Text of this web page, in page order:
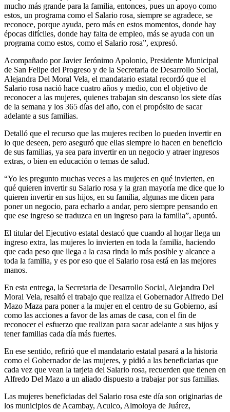
mucho más grande para la familia, entonces, pues un apoyo como
estos, un programa como el Salario rosa, siempre se agradece, se
reconoce, porque ayuda, pero más en estos momentos, donde hay
épocas difíciles, donde hay falta de empleo, más se ayuda con un
programa como estos, como el Salario rosa”, expresó.
Acompañado por Javier Jerónimo Apolonio, Presidente Municipal
de San Felipe del Progreso y de la Secretaria de Desarrollo Social,
Alejandra Del Moral Vela, el mandatario estatal recordó que el
Salario rosa nació hace cuatro años y medio, con el objetivo de
reconocer a las mujeres, quienes trabajan sin descanso los siete días
de la semana y los 365 días del año, con el propósito de sacar
adelante a sus familias.
Detalló que el recurso que las mujeres reciben lo pueden invertir en
lo que deseen, pero aseguró que ellas siempre lo hacen en beneficio
de sus familias, ya sea para invertir en un negocio y atraer ingresos
extras, o bien en educación o temas de salud.
“Yo les pregunto muchas veces a las mujeres en qué invierten, en
qué quieren invertir su Salario rosa y la gran mayoría me dice que lo
quieren invertir en sus hijos, en su familia, algunas me dicen para
poner un negocio, para echarlo a andar, pero siempre pensando en
que ese ingreso se traduzca en un ingreso para la familia”, apuntó.
El titular del Ejecutivo estatal destacó que cuando al hogar llega un
ingreso extra, las mujeres lo invierten en toda la familia, haciendo
que cada peso que llega a la casa rinda lo más posible y alcance a
toda la familia, y es por eso que el Salario rosa está en las mejores
manos.
En esta entrega, la Secretaria de Desarrollo Social, Alejandra Del
Moral Vela, resaltó el trabajo que realiza el Gobernador Alfredo Del
Mazo Maza para poner a la mujer en el centro de su Gobierno, así
como las acciones a favor de las amas de casa, con el fin de
reconocer el esfuerzo que realizan para sacar adelante a sus hijos y
tener familias cada día más fuertes.
En ese sentido, refirió que el mandatario estatal pasará a la historia
como el Gobernador de las mujeres, y pidió a las beneficiarias que
cada vez que vean la tarjeta del Salario rosa, recuerden que tienen en
Alfredo Del Mazo a un aliado dispuesto a trabajar por sus familias.
Las mujeres beneficiadas del Salario rosa este día son originarias de
los municipios de Acambay, Aculco, Almoloya de Juárez,